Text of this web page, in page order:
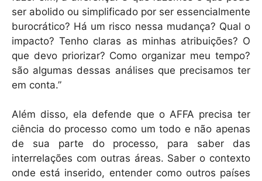
ser abolido ou simplificado por ser essencialmente
burocrático? Há um risco nessa mudança? Qual o
impacto? Tenho claras as minhas atribuições? O
que devo priorizar? Como organizar meu tempo?
são algumas dessas análises que precisamos ter
em conta.”
Além disso, ela defende que o AFFA precisa ter
ciência do processo como um todo e não apenas
de sua parte do processo, para saber das
interrelações com outras áreas. Saber o contexto
onde está inserido, entender como outros países